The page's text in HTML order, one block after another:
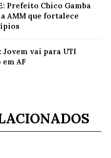
Prefeito Chico Gamba
AMM que fortalece
Jovem vai para UTI
AF